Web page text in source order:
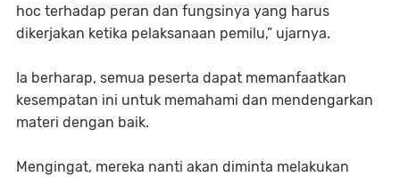
hoc terhadap peran dan fungsinya yang harus
dikerjakan ketika pelaksanaan pemilu,” ujarnya.
Ia berharap, semua peserta dapat memanfaatkan
kesempatan ini untuk memahami dan mendengarkan
materi dengan baik.
Mengingat, mereka nanti akan diminta melakukan